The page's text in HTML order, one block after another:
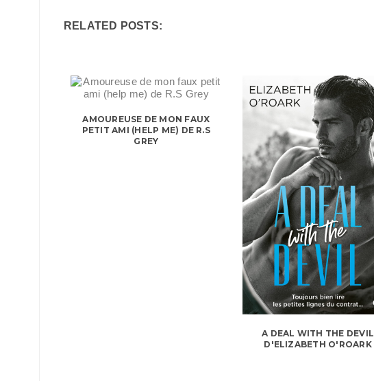
RELATED POSTS:
AMOUREUSE DE MON FAUX
PETIT AMI (HELP ME) DE R.S
GREY
A DEAL WITH THE DEVIL
D'ELIZABETH O'ROARK